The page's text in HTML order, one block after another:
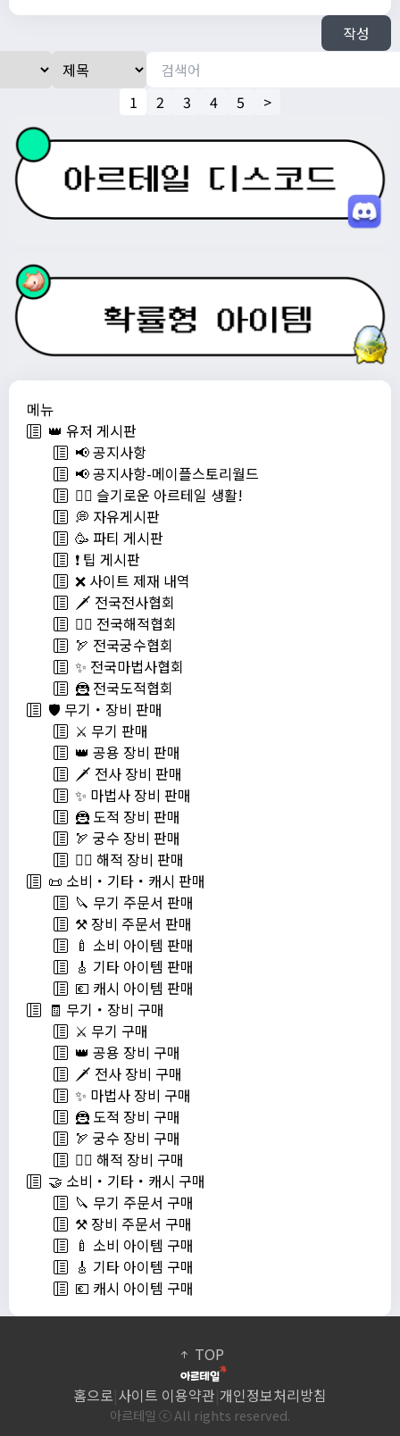
메뉴
👑 유저 게시판
📢 공지사항
📢 공지사항-메이플스토리월드
💁‍♂ 슬기로운 아르테일 생활!
💭 자유게시판
🥳 파티 게시판
❗️ 팁 게시판
❌ 사이트 제재 내역
🗡️ 전국전사협회
🏴‍☠️ 전국해적협회
🏹 전국궁수협회
✨ 전국마법사협회
🦹 전국도적협회
🛡️ 무기・장비 판매
⚔️ 무기 판매
👑 공용 장비 판매
🗡️ 전사 장비 판매
✨ 마법사 장비 판매
🦹 도적 장비 판매
🏹 궁수 장비 판매
🏴‍☠️ 해적 장비 판매
📜 소비・기타・캐시 판매
🔪 무기 주문서 판매
⚒️ 장비 주문서 판매
🍼 소비 아이템 판매
🎸 기타 아이템 판매
💶 캐시 아이템 판매
🧾 무기・장비 구매
⚔️ 무기 구매
👑 공용 장비 구매
🗡️ 전사 장비 구매
✨ 마법사 장비 구매
🦹 도적 장비 구매
🏹 궁수 장비 구매
🏴‍☠️ 해적 장비 구매
🤝 소비・기타・캐시 구매
🔪 무기 주문서 구매
⚒️ 장비 주문서 구매
🍼 소비 아이템 구매
🎸 기타 아이템 구매
💶 캐시 아이템 구매
작성
1 2 3 4 5 >
TOP
홈으로 사이트 이용약관 개인정보처리방침
아르테일 ⓒ All rights reserved.